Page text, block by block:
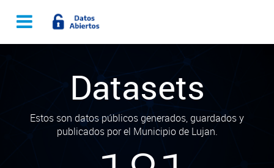
Datasets
Estos son datos públicos generados, guardados y
publicados por el Municipio de Lujan.